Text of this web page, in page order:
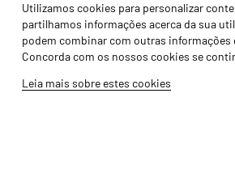
Utilizamos cookies para personalizar
partilhamos informações acerca da sua
podem combinar com outras
Concorda com os nossos cookies se
Leia mais sobre estes cookies
Identidade
História
Fábrica / Produção
Recursos Humanos